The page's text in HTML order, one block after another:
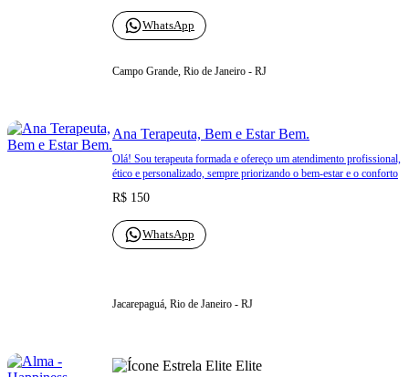
WhatsApp
Campo Grande, Rio de Janeiro - RJ
Ana Terapeuta, Bem e Estar Bem.
Olá! Sou terapeuta formada e ofereço um atendimento profissional,
ético e personalizado, sempre priorizando o bem-estar e o conforto
R$ 150
WhatsApp
Jacarepaguá, Rio de Janeiro - RJ
Elite